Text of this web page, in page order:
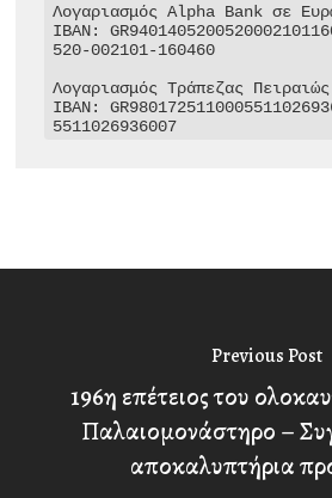
Λογαριασμός Alpha Bank σε
IBAN:
520-002101-160460
Λογαριασμός Τράπεζας
IBAN:
5511026936007
Previous Post
196η επέτειος του
Παλαιομονάστηρο –
αποκαλυπτήρια